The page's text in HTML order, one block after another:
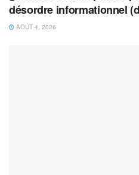
désordre informationnel
AOÛT 4, 2026